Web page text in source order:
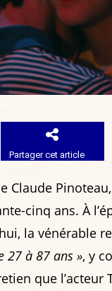
Partager cet article
Claude
cinq ans. À
la vénérable
27 à 87 ans », y
que l’acteur